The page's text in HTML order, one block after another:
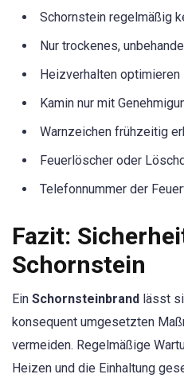
Schornstein regelmäßig
Nur trockenes,
Heizverhalten optimieren
Kamin nur mit
Warnzeichen frühzeitig
Feuerlöscher oder
Telefonnummer der
Fazit:
Schornstein
Ein Schornsteinbrand lässt
konsequent umgesetzten
vermeiden. Regelmäßige
Heizen und die Einhaltung